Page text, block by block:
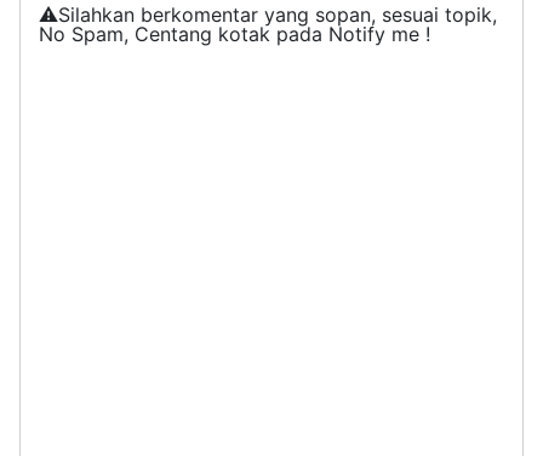
⚠️Silahkan berkomentar yang sopan, sesuai topik,
No Spam, Centang kotak pada Notify me !